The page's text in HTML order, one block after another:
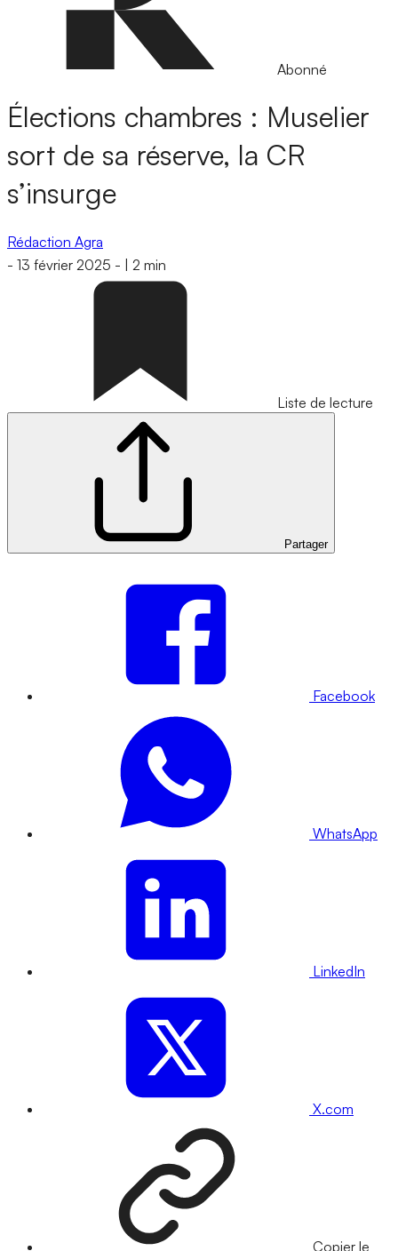
Abonné
Élections chambres : Muselier
sort de sa réserve, la CR
s’insurge
Rédaction Agra
- 13 février 2025 - 2 min
Liste de lecture
Partager
Facebook
WhatsApp
LinkedIn
X.com
Copier le